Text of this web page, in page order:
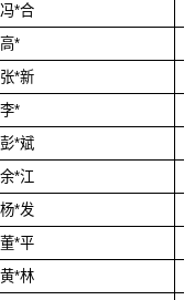
冯*合
高*
张*新
李*
彭*斌
余*江
杨*发
董*平
黄*林